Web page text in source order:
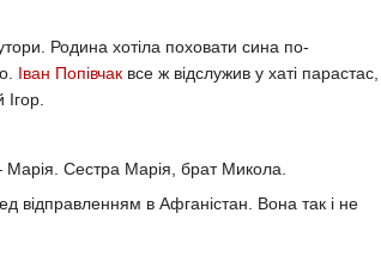
Родина хотіла поховати сина по-
Іван Попівчак все ж відслужив у хаті парастас,
Марія. Сестра Марія, брат Микола.
відправленням в Афганістан. Вона так і не